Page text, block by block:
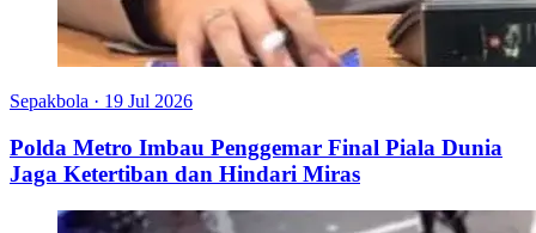
Sepakbola · 19 Jul 2026
Polda Metro Imbau Penggemar Final Piala Dunia
Jaga Ketertiban dan Hindari Miras